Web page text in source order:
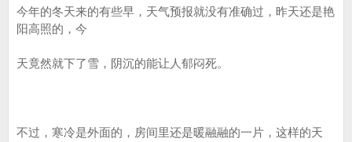
今年的冬天来的有些早，天气预报就没有准确过，昨天还是艳
阳高照的，今
天竟然就下了雪，阴沉的能让人郁闷死。
不过，寒冷是外面的，房间里还是暖融融的一片，这样的天